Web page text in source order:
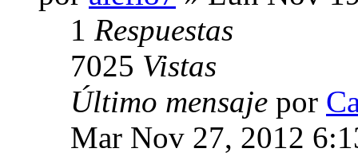
1 Respuestas
7025 Vistas
Último mensaje por
Mar Nov 27, 2012